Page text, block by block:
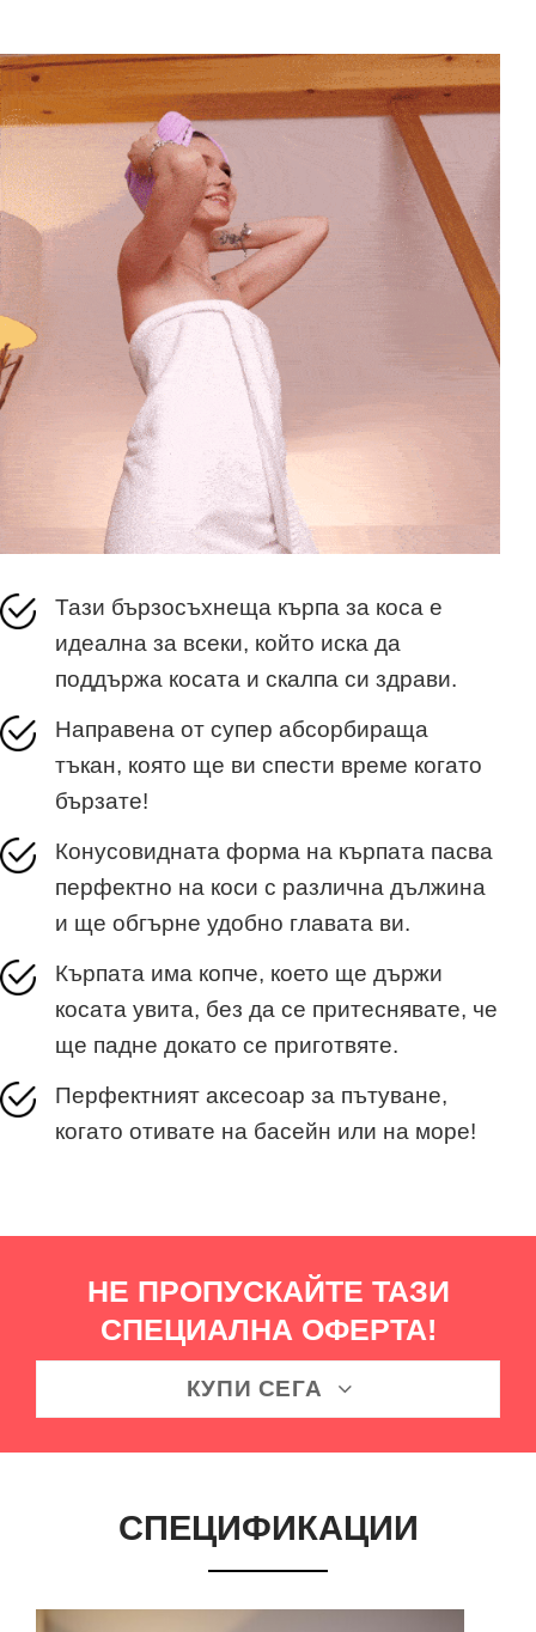
Тази бързосъхнеща кърпа за коса е
идеална за всеки, който иска да
поддържа косата и скалпа си здрави.
Направена от супер абсорбираща
тъкан, която ще ви спести време когато
бързате!
Конусовидната форма на кърпата пасва
перфектно на коси с различна дължина
и ще обгърне удобно главата ви.
Кърпата има копче, което ще държи
косата увита, без да се притеснявате, че
ще падне докато се приготвяте.
Перфектният аксесоар за пътуване,
когато отивате на басейн или на море!
НЕ ПРОПУСКАЙТЕ ТАЗИ
СПЕЦИАЛНА ОФЕРТА!
КУПИ СЕГА
СПЕЦИФИКАЦИИ